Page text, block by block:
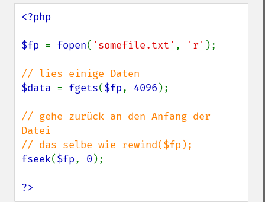
<?php
$fp = fopen( 'somefile.txt' , 'r' );
$data = fgets($fp, 4096 );
// gehe zurück an den Anfang der
Datei
fseek($fp, 0 );
?>